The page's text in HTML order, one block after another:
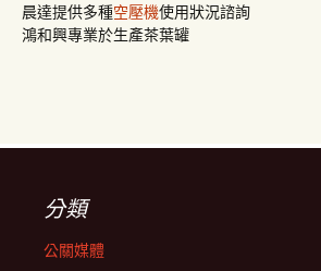
晨達提供多種空壓機使用狀況諮詢
鴻和興專業於生產茶葉罐
分類
公關媒體